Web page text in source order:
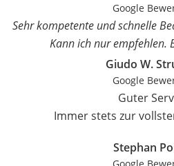
Google
Sehr kompetente und schnelle
Kann ich nur empfehlen.
Giudo W.
Google
Guter
Immer stets zur
Stephan